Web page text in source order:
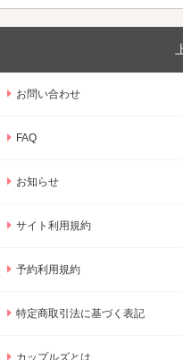
お問い合わせ
FAQ
お知らせ
サイト利用規約
予約利用規約
特定商取引法に基づく表記
カップルズとは